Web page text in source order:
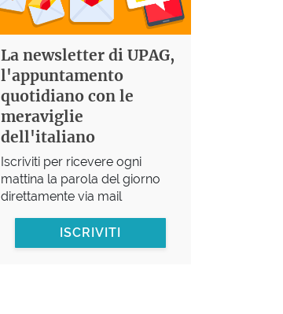
La newsletter di UPAG,
l'appuntamento
quotidiano con le
meraviglie
dell'italiano
Iscriviti per ricevere ogni
mattina la parola del giorno
direttamente via mail
ISCRIVITI